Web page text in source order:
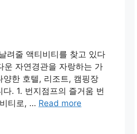
려줄 액티비티를 찾고 있다
운 자연경관을 자랑하는 가
한 호텔, 리조트, 캠핑장
. 1. 번지점프의 즐거움 번
티로, … Read more